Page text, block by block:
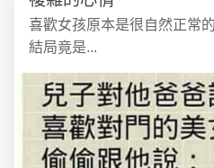
喜歡女孩原本是很自然正常
結局竟是...